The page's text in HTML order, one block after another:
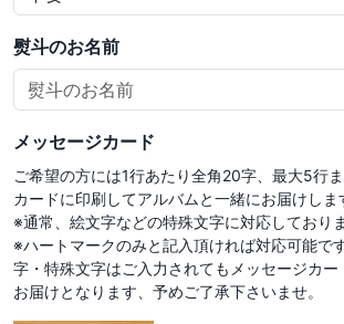
熨斗のお名前
メッセージカード
ご希望の方には1行あたり全角20字、最大5行
カードに印刷してアルバムと一緒にお届けしま
※通常、絵文字などの特殊文字に対応しておりま
※ハートマークのみと記入頂ければ対応可能で
字・特殊文字はご入力されてもメッセージカー
お届けとなります、予めご了承下さいませ。